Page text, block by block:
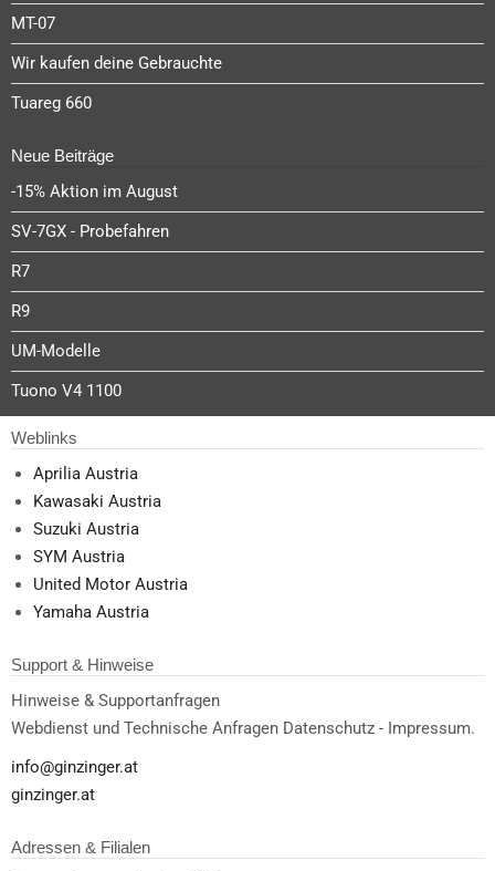
MT-07
Wir kaufen deine Gebrauchte
Tuareg 660
Neue Beiträge
-15% Aktion im August
SV-7GX - Probefahren
R7
R9
UM-Modelle
Tuono V4 1100
Weblinks
Aprilia Austria
Kawasaki Austria
Suzuki Austria
SYM Austria
United Motor Austria
Yamaha Austria
Support & Hinweise
Hinweise & Supportanfragen
Webdienst und Technische Anfragen Datenschutz - Impressum.
info@ginzinger.at
ginzinger.at
Adressen & Filialen